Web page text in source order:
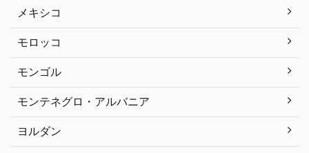
メキシコ
モロッコ
モンゴル
モンテネグロ・アルバニア
ヨルダン